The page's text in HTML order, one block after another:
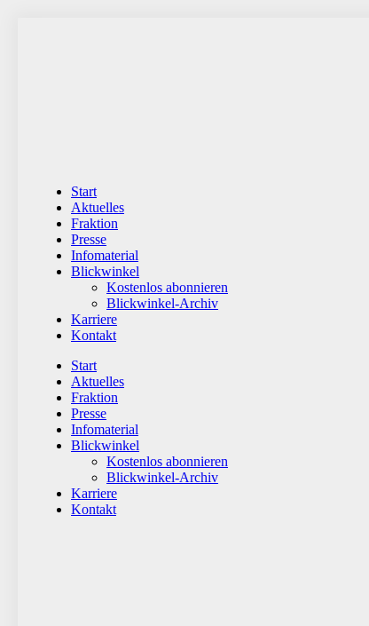
Start
Aktuelles
Fraktion
Presse
Infomaterial
Blickwinkel
Kostenlos abonnieren
Blickwinkel-Archiv
Karriere
Kontakt
Start
Aktuelles
Fraktion
Presse
Infomaterial
Blickwinkel
Kostenlos abonnieren
Blickwinkel-Archiv
Karriere
Kontakt